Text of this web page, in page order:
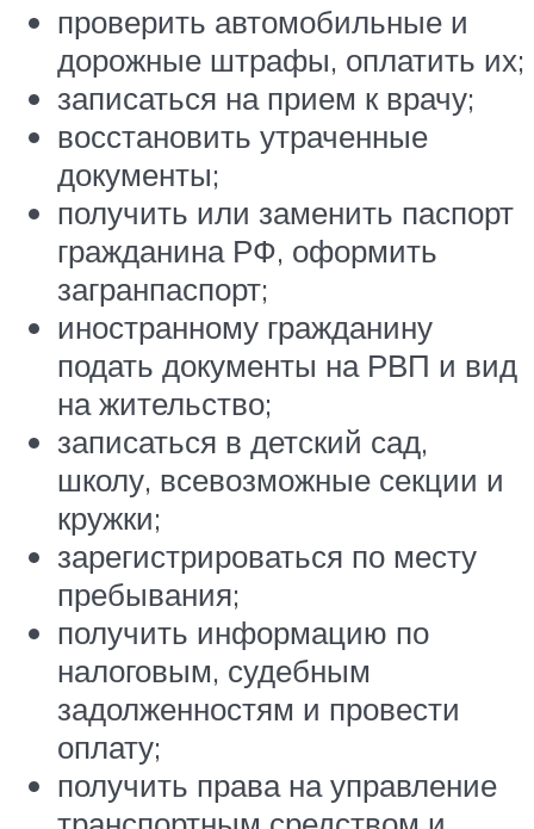
проверить автомобильные и
дорожные штрафы, оплатить их;
записаться на прием к врачу;
восстановить утраченные
документы;
получить или заменить паспорт
гражданина РФ, оформить
загранпаспорт;
иностранному гражданину
подать документы на РВП и вид
на жительство;
записаться в детский сад,
школу, всевозможные секции и
кружки;
зарегистрироваться по месту
пребывания;
получить информацию по
налоговым, судебным
задолженностям и провести
оплату;
получить права на управление